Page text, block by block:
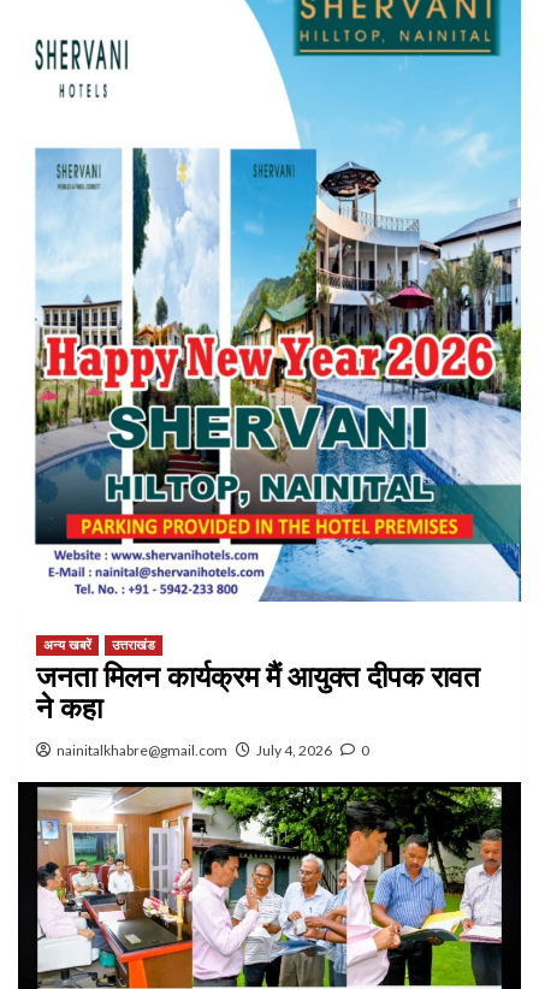
अन्य खबरें उत्तराखंड
जनता मिलन कार्यक्रम मैं आयुक्त दीपक रावत
ने कहा
nainitalkhabre@gmail.com July 4, 2026 0